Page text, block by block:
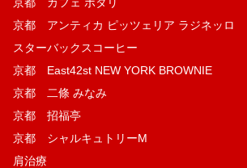
京都 アンティカ ピッツェリア ラジネッロ
スターバックスコーヒー
京都 East42st NEW YORK BROWNIE
京都 二條 みなみ
京都 招福亭
京都 シャルキュトリーM
肩治療